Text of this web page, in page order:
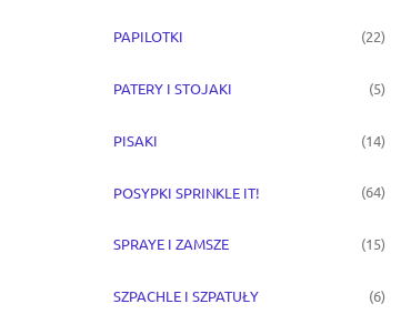
PAPILOTKI (22)
PATERY I STOJAKI (5)
PISAKI (14)
POSYPKI SPRINKLE IT! (64)
SPRAYE I ZAMSZE (15)
SZPACHLE I SZPATUŁY (6)